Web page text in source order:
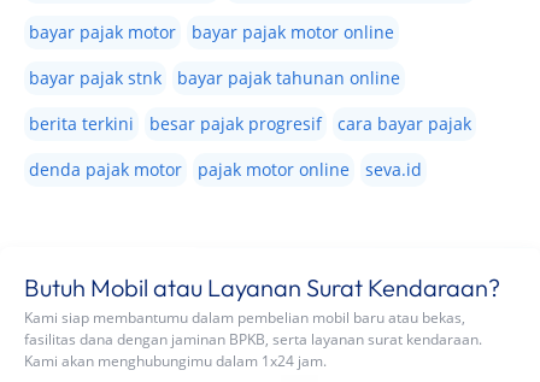
bayar pajak motor
bayar pajak motor online
bayar pajak stnk
bayar pajak tahunan online
berita terkini
besar pajak progresif
cara bayar pajak
denda pajak motor
pajak motor online seva.id
Butuh Mobil atau Layanan Surat Kendaraan?
Kami siap membantumu dalam pembelian mobil baru atau bekas,
fasilitas dana dengan jaminan BPKB, serta layanan surat kendaraan.
Kami akan menghubungimu dalam 1x24 jam.